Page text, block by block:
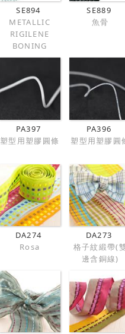
SE894
METALLIC
RIGILENE
BONING
SE889
魚骨
PA397
塑型用塑膠圓條
PA396
塑型用塑膠圓
DA274
Rosa
DA273
格子紋緞帶(
邊含銅線)